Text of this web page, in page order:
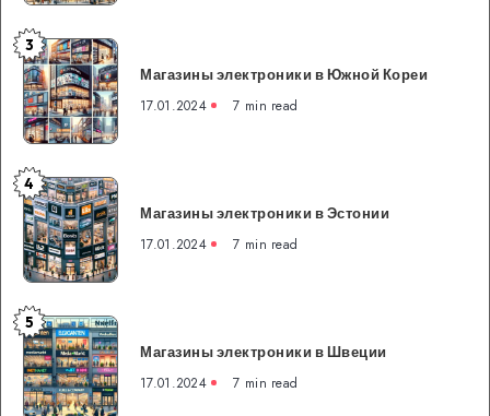
Магазины
электроники
в
Южной
3
Магазины электроники в Южной Кореи
17.01.2024 7 min read
Магазины
электроники
в
Эстонии
4
Магазины электроники в Эстонии
17.01.2024 7 min read
Магазины
электроники
в
Швеции
5
Магазины электроники в Швеции
17.01.2024 7 min read